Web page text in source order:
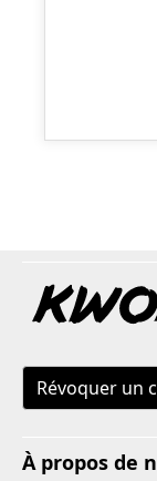
Révoquer un
À propos de